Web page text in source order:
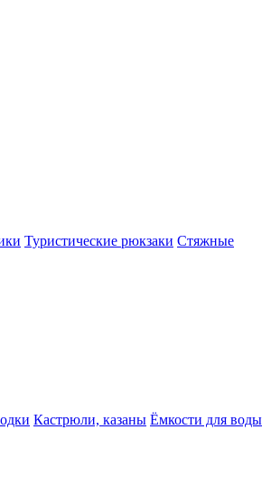
Туристические рюкзаки Стяжные
Кастрюли, казаны Ёмкости для воды